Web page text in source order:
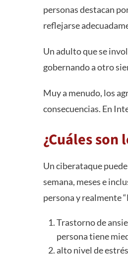
personas destacan
reflejarse
Un adulto que se
gobernando a otro
Muy a menudo, los
consecuencias. En
¿Cuáles
Un ciberataque
semana, meses e
persona y realmente
Trastorno de
persona tiene
alto nivel de